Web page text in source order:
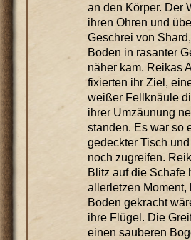
an den Körper. Der
ihren Ohren und
Geschrei von
Boden in rasanter
näher kam. Reikas
fixierten ihr Ziel,
weißer Fellknäule
ihrer Umzäunung
standen. Es war so
gedeckter Tisch
noch zugreifen.
Blitz auf die Schafe
allerletzen Moment,
Boden gekracht
ihre Flügel. Die
einen sauberen